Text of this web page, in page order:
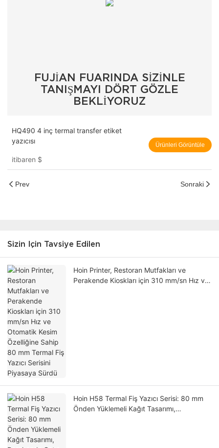
FUJIAN FUARINDA SIZINLE
TANIŞMAYI DÖRT GÖZLE
BEKLIYORUZ
HQ490 4 inç termal transfer etiket
yazıcısı
itibaren $
Ürünleri Görüntüle
Prev Sonraki
Sizin Için Tavsiye Edilen
Hoin Printer, Restoran Mutfakları ve
Perakende Kioskları için 310 mm/sn Hız ve
Hoin H58 Termal Fiş Yazıcı Serisi: 80 mm
Önden Yüklemeli Kağıt Tasarımı,